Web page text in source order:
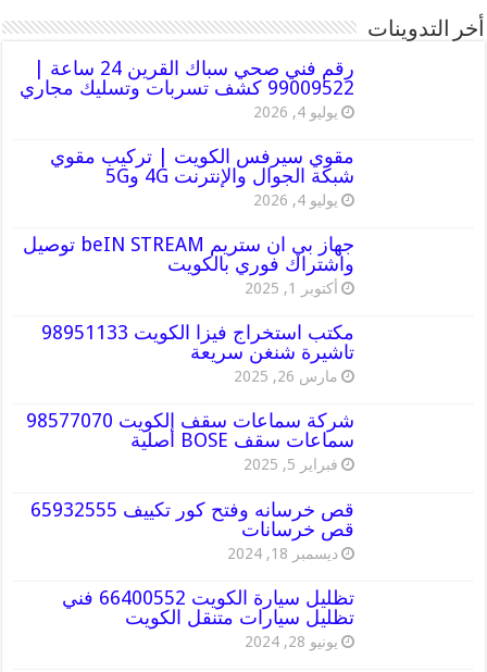
أخر التدوينات
رقم فني صحي سباك القرين 24 ساعة |
99009522 كشف تسربات وتسليك مجاري
يوليو 4, 2026
مقوي سيرفس الكويت | تركيب مقوي
شبكة الجوال والإنترنت 4G و5G
يوليو 4, 2026
جهاز بي ان ستريم beIN STREAM توصيل
واشتراك فوري بالكويت
أكتوبر 1, 2025
مكتب استخراج فيزا الكويت 98951133
تاشيرة شنغن سريعة
مارس 26, 2025
شركة سماعات سقف الكويت 98577070
سماعات سقف BOSE أصلية
فبراير 5, 2025
قص خرسانه وفتح كور تكييف 65932555
قص خرسانات
ديسمبر 18, 2024
تظليل سيارة الكويت 66400552 فني
تظليل سيارات متنقل الكويت
يونيو 28, 2024